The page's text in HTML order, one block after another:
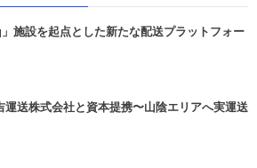
施設を起点とした新たな配送プラットフォー
送株式会社と資本提携〜山陰エリアへ実運送